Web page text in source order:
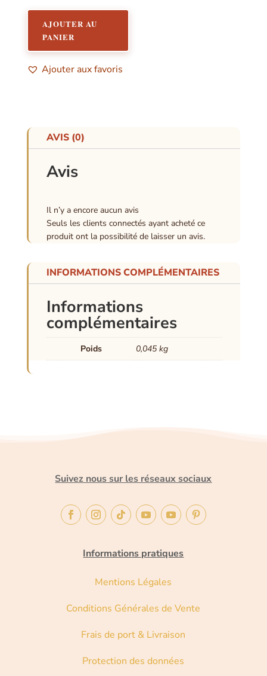
AJOUTER AU
PANIER
Ajouter aux favoris
AVIS (0)
Avis
Il n’y a encore aucun avis
Seuls les clients connectés ayant acheté ce
produit ont la possibilité de laisser un avis.
INFORMATIONS COMPLÉMENTAIRES
Informations
complémentaires
Poids 0,045 kg
Suivez nous sur les réseaux sociaux
Informations pratiques
Mentions Légales
Conditions Générales de Vente
Frais de port & Livraison
Protection des données